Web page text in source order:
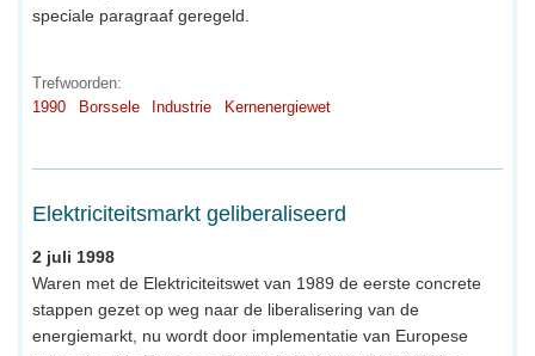
speciale paragraaf geregeld.
Trefwoorden:
1990
Borssele Industrie Kernenergiewet
Elektriciteitsmarkt geliberaliseerd
2 juli 1998
Waren met de Elektriciteitswet van 1989 de eerste concrete
stappen gezet op weg naar de liberalisering van de
energiemarkt, nu wordt door implementatie van Europese